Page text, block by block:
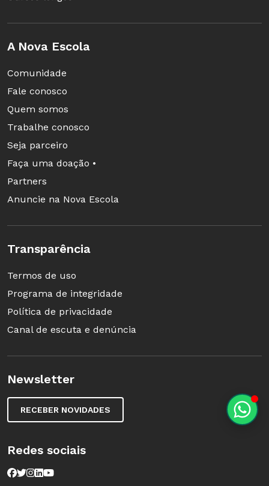
A Nova Escola
Comunidade
Fale conosco
Quem somos
Trabalhe conosco
Seja parceiro
Faça uma doação •
Partners
Anuncie na Nova Escola
Transparência
Termos de uso
Programa de integridade
Política de privacidade
Canal de escuta e denúncia
Newsletter
RECEBER NOVIDADES
Redes sociais